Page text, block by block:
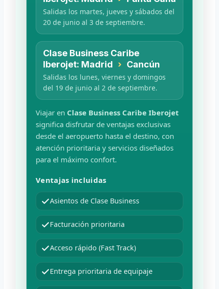
Salidas los martes, jueves y sábados del
20 de junio al 3 de septiembre.
Clase Business Caribe
Iberojet: Madrid › Cancún
Salidas los lunes, viernes y domingos
del 19 de junio al 2 de septiembre.
Viajar en Clase Business Caribe Iberojet
significa disfrutar de ventajas exclusivas
desde el aeropuerto hasta el destino, con
atención prioritaria y servicios diseñados
para el máximo confort.
Ventajas incluidas
Asientos de Clase Business
Facturación prioritaria
Acceso rápido (Fast Track)
Entrega prioritaria de equipaje